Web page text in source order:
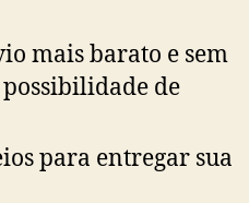
mais barato e sem
de
para entregar sua